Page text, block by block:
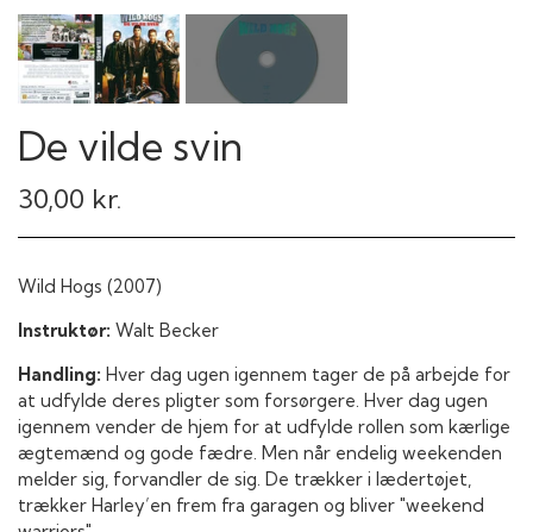
De vilde svin
30,00 kr.
Wild Hogs (2007)
Instruktør: Walt Becker
Handling: Hver dag ugen igennem tager de på arbejde for
at udfylde deres pligter som forsørgere. Hver dag ugen
igennem vender de hjem for at udfylde rollen som kærlige
ægtemænd og gode fædre. Men når endelig weekenden
melder sig, forvandler de sig. De trækker i lædertøjet,
trækker Harley’en frem fra garagen og bliver "weekend